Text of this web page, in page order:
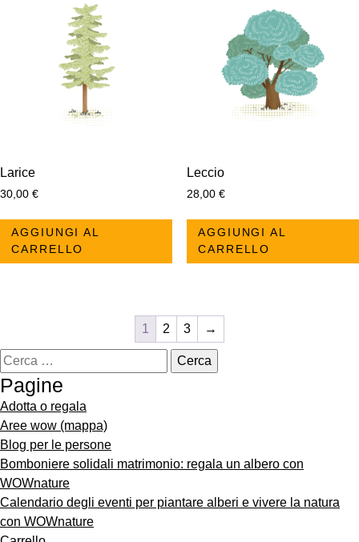
Larice
30,00 €
AGGIUNGI AL
CARRELLO
Leccio
28,00 €
AGGIUNGI AL
CARRELLO
1 2 3 →
Pagine
Adotta o regala
Aree wow (mappa)
Blog per le persone
Bomboniere solidali matrimonio: regala un albero con
WOWnature
Calendario degli eventi per piantare alberi e vivere la natura
con WOWnature